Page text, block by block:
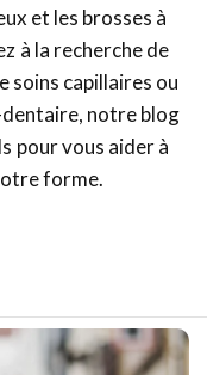
et les brosses à
à la recherche de
soins capillaires ou
notre blog
pour vous aider à
forme.